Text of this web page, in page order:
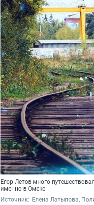
Егор Летов много
именно в Омске
Источник:
Елена Латыпова,